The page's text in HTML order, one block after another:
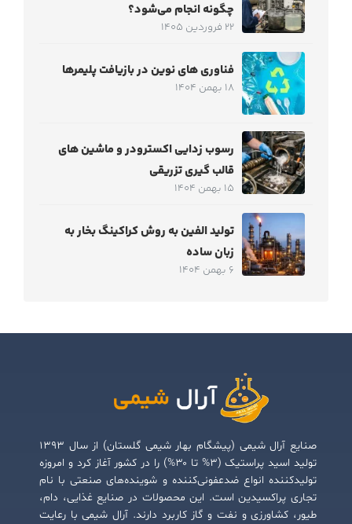
چگونه انجام می‌شود؟
22 فروردین 1405
فناوری های نوین در بازیافت پلیمرها
18 بهمن 1404
رسوب زدایی اکسترودر و ماشین های
قالب گیری تزریقی
15 بهمن 1404
تولید الفین به روش کراکینگ بخار به
زبان ساده
6 بهمن 1404
صنایع آرال شیمی (پیشگام بهار شیمی گلستان) از سال ۱۳۹۳
تولید اسید پراستیک (۳% تا ۳۰%) را در کشور آغاز کرد و امروزه
تولیدکننده انواع ضدعفونی‌کننده و شوینده‌های صنعتی با نام
تجاری پراکسیدین است. این محصولات در صنایع غذایی، دام،
طیور، کشاورزی و نفت و گاز کاربرد دارند. آرال شیمی با رعایت